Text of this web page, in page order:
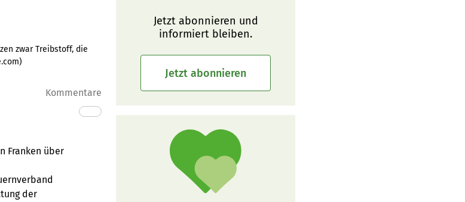
zwar Treibstoff, die
)
Kommentare
Franken über
der
Jetzt abonnieren und
informiert bleiben.
Jetzt abonnieren